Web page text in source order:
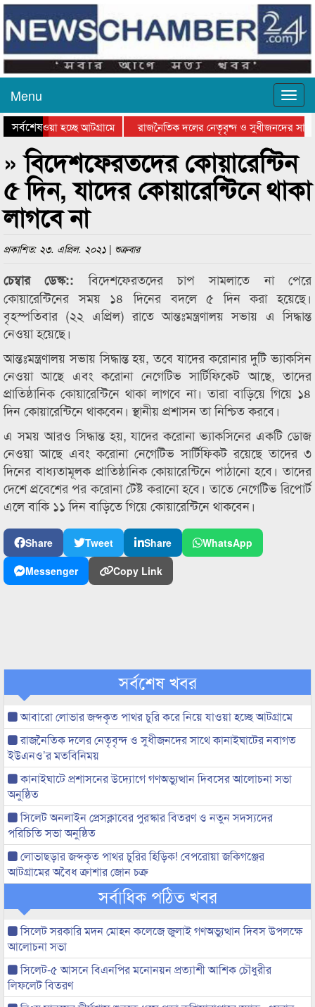
Menu
সর্বশেষ
যাওয়া হচ্ছে আটগ্রামে
রাজনৈতিক দলের নেতৃবৃন্দ ও সুধীজনদের সাথে
পুরস্কার বিতরণ সম্পন্ন
সিলেটে বাংলাদেশ গ্রুপ থিয়েটার
» বিদেশফেরতদের কোয়ারেন্টিন
৫ দিন, যাদের কোয়ারেন্টিনে থাকা
লাগবে না
প্রকাশিত: ২৩. এপ্রিল. ২০২১ | শুক্রবার
চেম্বার ডেস্ক::বিদেশফেরতদের চাপ সামলাতে না পেরে
কোয়ারেন্টিনের সময় ১৪ দিনের বদলে ৫ দিন করা হয়েছে।
বৃহস্পতিবার (২২ এপ্রিল) রাতে আন্তঃমন্ত্রণালয় সভায় এ সিদ্ধান্ত
নেওয়া হয়েছে।
আন্তঃমন্ত্রণালয় সভায় সিদ্ধান্ত হয়, তবে যাদের করোনার দুটি ভ্যাকসিন
নেওয়া আছে এবং করোনা নেগেটিভ সার্টিফিকেট আছে, তাদের
প্রাতিষ্ঠানিক কোয়ারেন্টিনে থাকা লাগবে না। তারা বাড়িয়ে গিয়ে ১৪
দিন কোয়ারেন্টিনে থাকবেন। স্থানীয় প্রশাসন তা নিশ্চিত করবে।
এ সময় আরও সিদ্ধান্ত হয়, যাদের করোনা ভ্যাকসিনের একটি ডোজ
নেওয়া আছে এবং করোনা নেগেটিভ সার্টিফিকট রয়েছে তাদের ৩
দিনের বাধ্যতামূলক প্রাতিষ্ঠানিক কোয়ারেন্টিনে পাঠানো হবে। তাদের
দেশে প্রবেশের পর করোনা টেষ্ট করানো হবে। তাতে নেগেটিভ রিপোর্ট
এলে বাকি ১১ দিন বাড়িতে গিয়ে কোয়ারেন্টিনে থাকবেন।
Share Tweet Share
WhatsApp
Messenger
Copy Link
সর্বশেষ খবর
আবারো লোভার জব্দকৃত পাথর চুরি করে নিয়ে যাওয়া হচ্ছে আটগ্রামে
রাজনৈতিক দলের নেতৃবৃন্দ ও সুধীজনদের সাথে কানাইঘাটের নবাগত
ইউএনও’র মতবিনিময়
কানাইঘাটে প্রশাসনের উদ্যোগে গণঅভ্যুত্থান দিবসের আলোচনা সভা
অনুষ্ঠিত
সিলেট অনলাইন প্রেসক্লাবের পুরস্কার বিতরণ ও নতুন সদস্যদের
পরিচিতি সভা অনুষ্ঠিত
লোভাছড়ার জব্দকৃত পাথর চুরির হিড়িক! বেপরোয়া জকিগঞ্জের
আটগ্রামের অবৈধ ক্রাশার জোন চক্র
সর্বাধিক পঠিত খবর
সিলেট সরকারি মদন মোহন কলেজে জুলাই গণঅভ্যুত্থান দিবস উপলক্ষে
আলোচনা সভা
সিলেট-৫ আসনে বিএনপির মনোনয়ন প্রত্যাশী আশিক চৌধুরীর
লিফলেট বিতরণ